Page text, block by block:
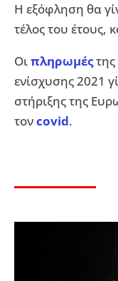
Η εξόφληση θα
τέλος του έτους,
Οιπληρωμέςτης
ενίσχυσης 2021
στήριξης της
τονcovid.